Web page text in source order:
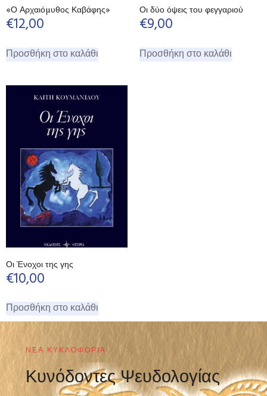
«Ο Αρχαιόμυθος Καβάφης»
€12,00
Προσθήκη στο καλάθι
Οι δύο όψεις του φεγγαριού
€9,00
Προσθήκη στο καλάθι
Οι Ένοχοι της γης
€10,00
Προσθήκη στο καλάθι
ΝΈΑ ΚΥΚΛΟΦΟΡΊΑ
Κυνόδοντες Ψευδολογίας